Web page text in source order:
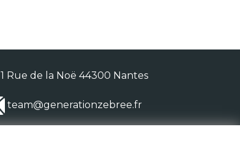
1 Rue de la Noë 44300 Nantes
team@generationzebree.fr